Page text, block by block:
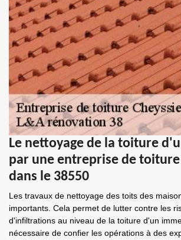
Le nettoyage de la toiture
par une entreprise de toiture
dans le 38550
Les travaux de nettoyage des toits des
importants. Cela permet de lutter contre les
d'infiltrations au niveau de la toiture d'un
nécessaire de confier les opérations à des